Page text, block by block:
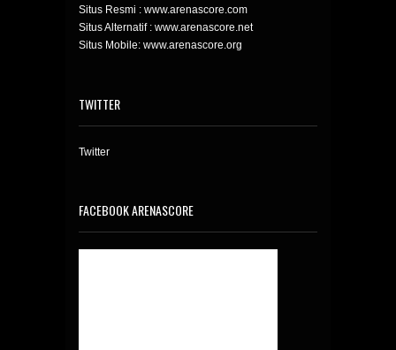
Situs Resmi : www.arenascore.com
Situs Alternatif : www.arenascore.net
Situs Mobile: www.arenascore.org
TWITTER
Twitter
FACEBOOK ARENASCORE